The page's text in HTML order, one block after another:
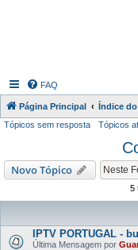
FAQ
Página Principal Índice
Tópicos sem resposta Tópicos
Novo Tópico
5
IPTV PORTUGAL -
Última Mensagem por